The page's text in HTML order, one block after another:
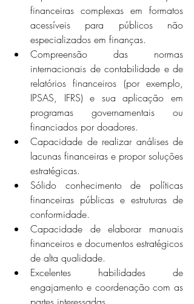
financeiras complexas em formatos
acessíveis para públicos não
especializados em finanças.
Compreensão das normas
internacionais de contabilidade e de
relatórios financeiros (por exemplo,
IPSAS, IFRS) e sua aplicação em
programas governamentais ou
financiados por doadores.
Capacidade de realizar análises de
lacunas financeiras e propor soluções
estratégicas.
Sólido conhecimento de políticas
financeiras públicas e estruturas de
conformidade.
Capacidade de elaborar manuais
financeiros e documentos estratégicos
de alta qualidade.
Excelentes habilidades de
engajamento e coordenação com as